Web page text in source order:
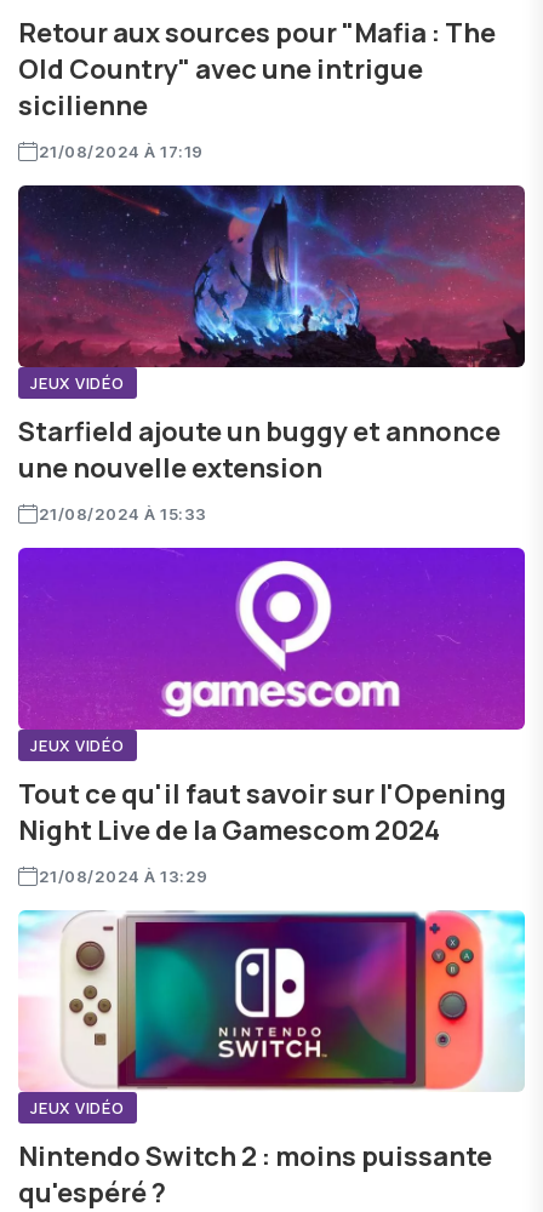
Retour aux sources pour "Mafia : The
Old Country" avec une intrigue
sicilienne
21/08/2024 À 17:19
JEUX VIDÉO
Starfield ajoute un buggy et annonce
une nouvelle extension
21/08/2024 À 15:33
JEUX VIDÉO
Tout ce qu'il faut savoir sur l'Opening
Night Live de la Gamescom 2024
21/08/2024 À 13:29
JEUX VIDÉO
Nintendo Switch 2 : moins puissante
qu'espéré ?